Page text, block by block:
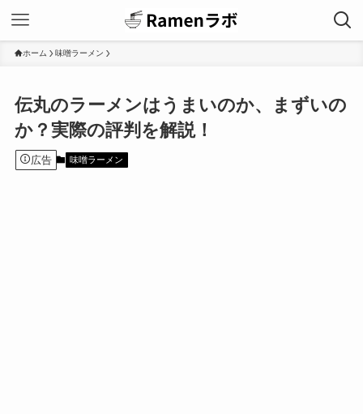
ホーム 味噌ラーメン
伝丸のラーメンはうまいのか、まずいの
か？実際の評判を解説！
広告 味噌ラーメン